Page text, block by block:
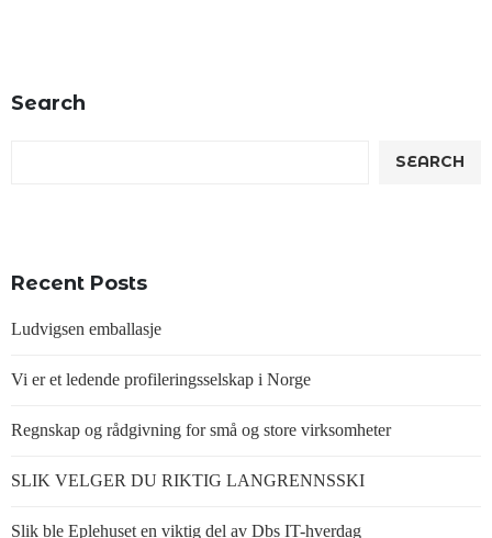
Search
SEARCH
Recent Posts
Ludvigsen emballasje
Vi er et ledende profileringsselskap i Norge
Regnskap og rådgivning for små og store virksomheter
SLIK VELGER DU RIKTIG LANGRENNSSKI
Slik ble Eplehuset en viktig del av Dbs IT-hverdag